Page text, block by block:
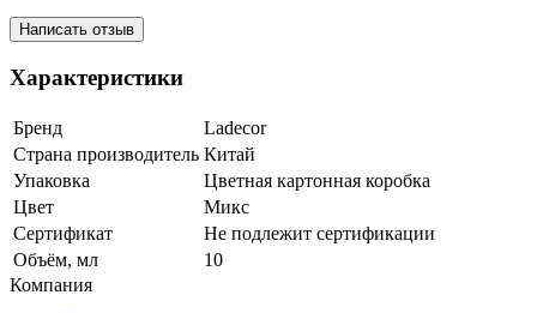
Написать отзыв
Характеристики
Бренд
Ladecor
Страна производитель Китай
Упаковка
Цветная картонная коробка
Цвет
Микс
Сертификат
Не подлежит сертификации
Объём, мл
10
Компания